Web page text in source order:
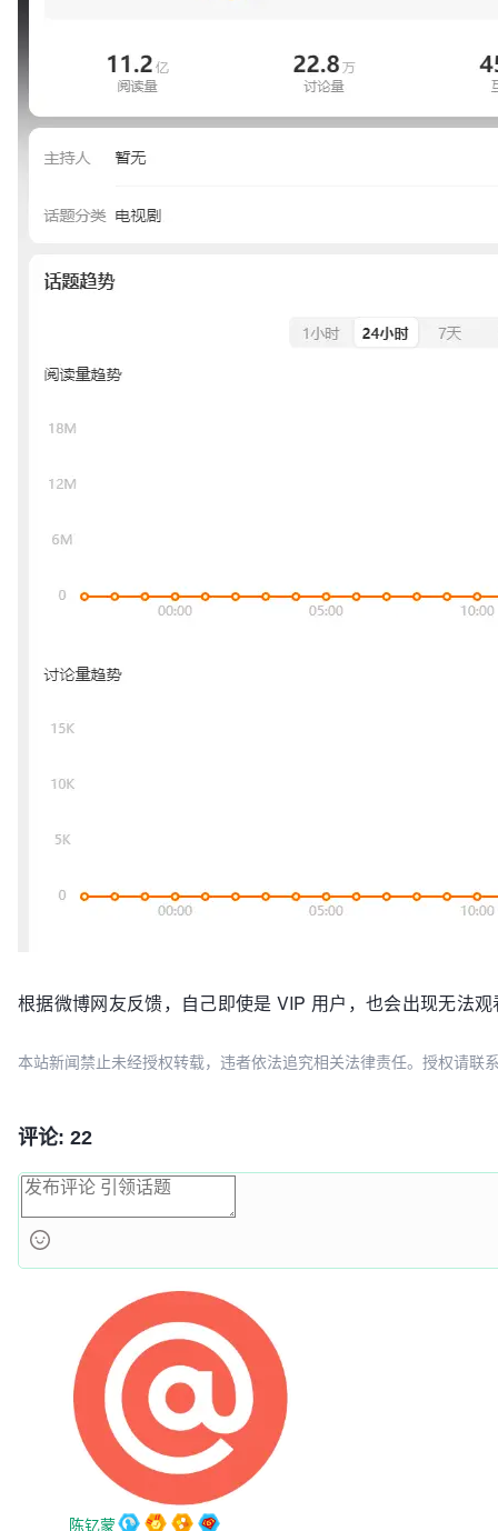
根据微博网友反馈，自己即使是 VIP 用户，也会出现无法
本站新闻禁止未经授权转载，违者依法追究相关法律责任。授权请联
评论: 22
陈钇蒙